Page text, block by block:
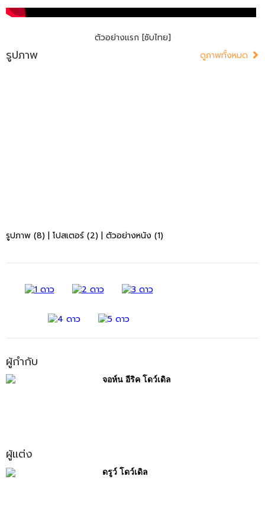
ตัวอย่างแรก [ซับไทย]
รูปภาพ ดูภาพทั้งหมด
รูปภาพ (8) | โปสเตอร์ (2) | ตัวอย่างหนัง (1)
ผู้กำกับ
จอห์น อีริค โดว์เดิล
ผู้แต่ง
ดรูว์ โดว์เดิล